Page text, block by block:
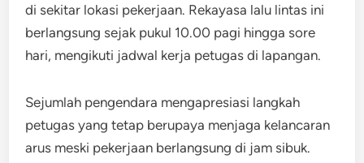
di sekitar lokasi pekerjaan. Rekayasa lalu lintas ini
berlangsung sejak pukul 10.00 pagi hingga sore
hari, mengikuti jadwal kerja petugas di lapangan.
Sejumlah pengendara mengapresiasi langkah
petugas yang tetap berupaya menjaga kelancaran
arus meski pekerjaan berlangsung di jam sibuk.